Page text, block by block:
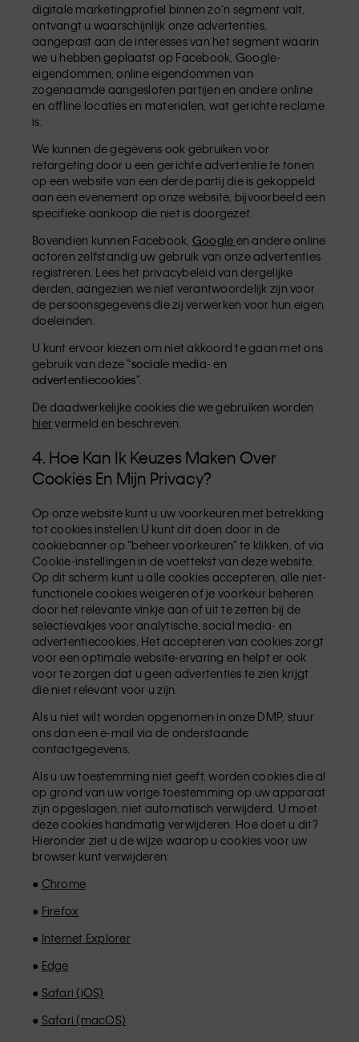
digitale marketingprofiel binnen zo'n segment valt,
ontvangt u waarschijnlijk onze advertenties,
aangepast aan de interesses van het segment waarin
we u hebben geplaatst op Facebook, Google-
eigendommen, online eigendommen van
zogenaamde aangesloten partijen en andere online
en offline locaties en materialen, wat gerichte reclame
is.
We kunnen de gegevens ook gebruiken voor
retargeting door u een gerichte advertentie te tonen
op een website van een derde partij die is gekoppeld
aan een evenement op onze website, bijvoorbeeld een
specifieke aankoop die niet is doorgezet.
Bovendien kunnen Facebook, Google en andere online
actoren zelfstandig uw gebruik van onze advertenties
registreren. Lees het privacybeleid van dergelijke
derden, aangezien we niet verantwoordelijk zijn voor
de persoonsgegevens die zij verwerken voor hun eigen
doeleinden.
U kunt ervoor kiezen om niet akkoord te gaan met ons
gebruik van deze “sociale media- en
advertentiecookies”.
De daadwerkelijke cookies die we gebruiken worden
hiervermeld en beschreven.
4. Hoe Kan Ik Keuzes Maken Over
Cookies En Mijn Privacy?
Op onze website kunt u uw voorkeuren met betrekking
tot cookies instellen.U kunt dit doen door in de
cookiebanner op “beheer voorkeuren” te klikken, of via
Cookie-instellingen in de voettekst van deze website.
Op dit scherm kunt u alle cookies accepteren, alle niet-
functionele cookies weigeren of je voorkeur beheren
door het relevante vinkje aan of uit te zetten bij de
selectievakjes voor analytische, social media- en
advertentiecookies. Het accepteren van cookies zorgt
voor een optimale website-ervaring en helpt er ook
voor te zorgen dat u geen advertenties te zien krijgt
die niet relevant voor u zijn.
Als u niet wilt worden opgenomen in onze DMP, stuur
ons dan een e-mail via de onderstaande
contactgegevens.
Als u uw toestemming niet geeft, worden cookies die al
op grond van uw vorige toestemming op uw apparaat
zijn opgeslagen, niet automatisch verwijderd. U moet
deze cookies handmatig verwijderen. Hoe doet u dit?
Hieronder ziet u de wijze waarop u cookies voor uw
browser kunt verwijderen:
● Chrome
● Firefox
● Internet Explorer
● Edge
● Safari (iOS)
● Safari (macOS)